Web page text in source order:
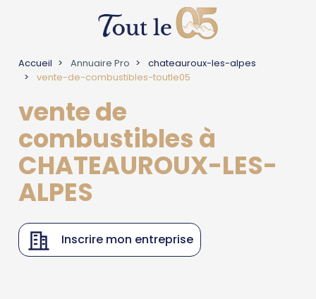
Accueil Annuaire Pro
chateauroux-les-alpes
vente-de-combustibles-toutle05
vente de
combustibles à
CHATEAUROUX-LES-
ALPES
Inscrire mon entreprise